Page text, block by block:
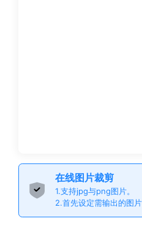
在线图片裁剪
1.支持jpg与png图片。
2.首先设定需输出的图